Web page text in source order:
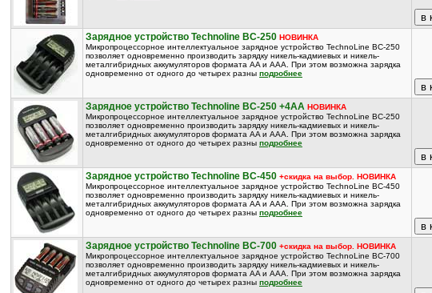
Зарядное устройство Technoline BC-250 НОВИНКА
Микропроцессорное интеллектуальное зарядное устройство TechnoLine BC-250
позволяет одновременно производить зарядку никель-кадмиевых и никель-
металгибридных аккумуляторов формата AA и AAA. При этом возможна зарядка
одновременно от одного до четырех разны подробнее
Зарядное устройство Technoline BC-250 +4AA НОВИНКА
Микропроцессорное интеллектуальное зарядное устройство TechnoLine BC-250
позволяет одновременно производить зарядку никель-кадмиевых и никель-
металгибридных аккумуляторов формата AA и AAA. При этом возможна зарядка
одновременно от одного до четырех разны подробнее
Зарядное устройство Technoline BC-450 +скидка на выбор. НОВИНКА
Микропроцессорное интеллектуальное зарядное устройство TechnoLine BC-450
позволяет одновременно производить зарядку никель-кадмиевых и никель-
металгибридных аккумуляторов формата AA и AAA. При этом возможна зарядка
одновременно от одного до четырех разны подробнее
Зарядное устройство Technoline BC-700 +скидка на выбор. НОВИНКА
Микропроцессорное интеллектуальное зарядное устройство TechnoLine BC-700
позволяет одновременно производить зарядку никель-кадмиевых и никель-
металгибридных аккумуляторов формата AA и AAA. При этом возможна зарядка
одновременно от одного до четырех разны подробнее